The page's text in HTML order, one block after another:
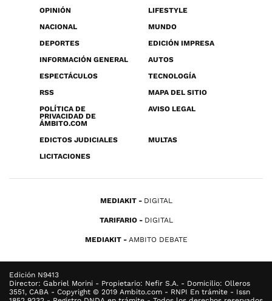
OPINIÓN
LIFESTYLE
NACIONAL
MUNDO
DEPORTES
EDICIÓN IMPRESA
INFORMACIÓN GENERAL
AUTOS
ESPECTÁCULOS
TECNOLOGÍA
RSS
MAPA DEL SITIO
POLÍTICA DE
PRIVACIDAD DE
ÁMBITO.COM
AVISO LEGAL
EDICTOS JUDICIALES
MULTAS
LICITACIONES
MEDIAKIT DIGITAL
TARIFARIO DIGITAL
MEDIAKIT AMBITO DEBATE
Edición N9413
Director: Gabriel Morini - Propietario: Nefir S.A. - Domicilio: Olleros
3551, CABA - Copyright © 2019 Ambito.com - RNPI En trámite - Issn